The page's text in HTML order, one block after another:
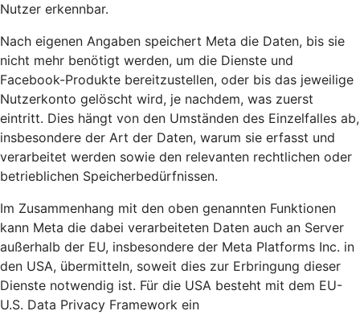
Nutzer erkennbar.
Nach eigenen Angaben speichert Meta die Daten, bis sie
nicht mehr benötigt werden, um die Dienste und
Facebook-Produkte bereitzustellen, oder bis das jeweilige
Nutzerkonto gelöscht wird, je nachdem, was zuerst
eintritt. Dies hängt von den Umständen des Einzelfalles ab,
insbesondere der Art der Daten, warum sie erfasst und
verarbeitet werden sowie den relevanten rechtlichen oder
betrieblichen Speicherbedürfnissen.
Im Zusammenhang mit den oben genannten Funktionen
kann Meta die dabei verarbeiteten Daten auch an Server
außerhalb der EU, insbesondere der Meta Platforms Inc. in
den USA, übermitteln, soweit dies zur Erbringung dieser
Dienste notwendig ist. Für die USA besteht mit dem EU-
U.S. Data Privacy Framework ein